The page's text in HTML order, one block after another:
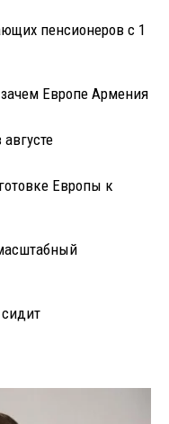
пенсионеров с 1
Европе Армения
Европы к